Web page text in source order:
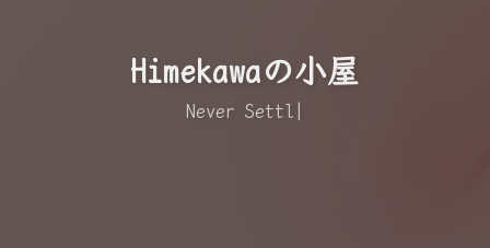
Himekawaの小屋
Never Settl